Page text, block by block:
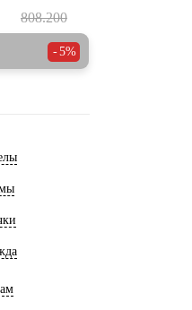
808.200
5%